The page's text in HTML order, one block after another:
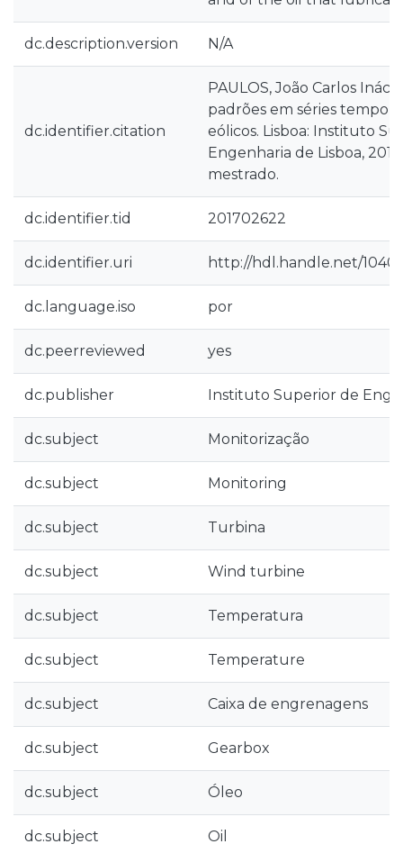
dc.description.version N/A
dc.identifier.citation
PAULOS, João Carlos
padrões em séries
eólicos. Lisboa: Instituto
Engenharia de Lisboa,
mestrado.
dc.identifier.tid 201702622
dc.identifier.uri http://hdl.handle.net/
dc.language.iso por
dc.peerreviewed yes
dc.publisher Instituto Superior de
dc.subject Monitorização
dc.subject Monitoring
dc.subject Turbina
dc.subject Wind turbine
dc.subject Temperatura
dc.subject Temperature
dc.subject Caixa de engrenagens
dc.subject Gearbox
dc.subject Óleo
dc.subject Oil